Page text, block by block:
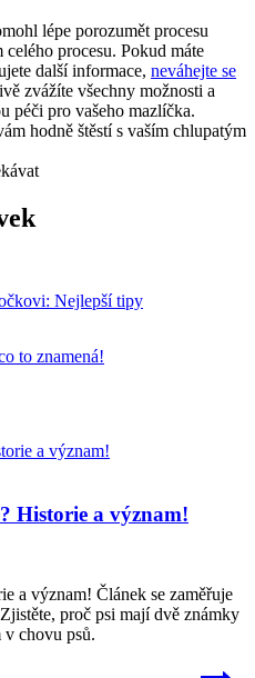
lépe porozumět procesu
celého procesu. Pokud máte
další informace, neváhejte se
zvážíte všechny možnosti a
péči pro vašeho mazlíčka.
hodně štěstí s vaším chlupatým
Nejlepší tipy
to znamená!
Historie a význam!
a význam! Článek se zaměřuje
proč psi mají dvě známky
chovu psů.